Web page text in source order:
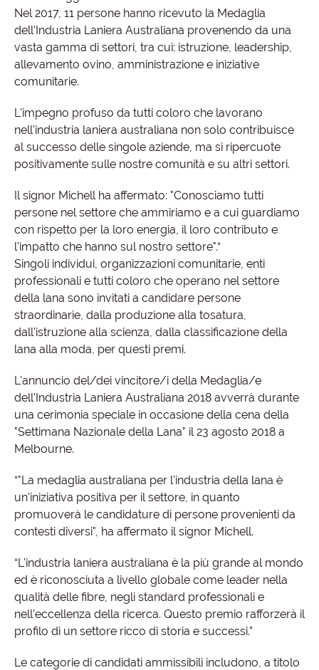
Nel 2017, 11 persone hanno ricevuto la Medaglia
dell'Industria Laniera Australiana provenendo da una
vasta gamma di settori, tra cui: istruzione, leadership,
allevamento ovino, amministrazione e iniziative
comunitarie.
L'impegno profuso da tutti coloro che lavorano
nell'industria laniera australiana non solo contribuisce
al successo delle singole aziende, ma si ripercuote
positivamente sulle nostre comunità e su altri settori.
Il signor Michell ha affermato: "Conosciamo tutti
persone nel settore che ammiriamo e a cui guardiamo
con rispetto per la loro energia, il loro contributo e
l'impatto che hanno sul nostro settore".“
Singoli individui, organizzazioni comunitarie, enti
professionali e tutti coloro che operano nel settore
della lana sono invitati a candidare persone
straordinarie, dalla produzione alla tosatura,
dall'istruzione alla scienza, dalla classificazione della
lana alla moda, per questi premi.
L'annuncio del/dei vincitore/i della Medaglia/e
dell'Industria Laniera Australiana 2018 avverrà durante
una cerimonia speciale in occasione della cena della
"Settimana Nazionale della Lana" il 23 agosto 2018 a
Melbourne.
“"La medaglia australiana per l'industria della lana è
un'iniziativa positiva per il settore, in quanto
promuoverà le candidature di persone provenienti da
contesti diversi", ha affermato il signor Michell.
“L'industria laniera australiana è la più grande al mondo
ed è riconosciuta a livello globale come leader nella
qualità delle fibre, negli standard professionali e
nell'eccellenza della ricerca. Questo premio rafforzerà il
profilo di un settore ricco di storia e successi.”
Le categorie di candidati ammissibili includono, a titolo